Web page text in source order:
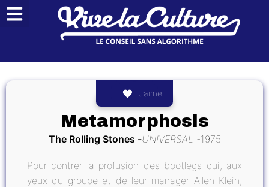
J’aime
Metamorphosis
The Rolling Stones UNIVERSAL 1975
Pour contrer la profusion des bootlegs qui, aux
yeux du groupe et de leur manager Allen Klein,